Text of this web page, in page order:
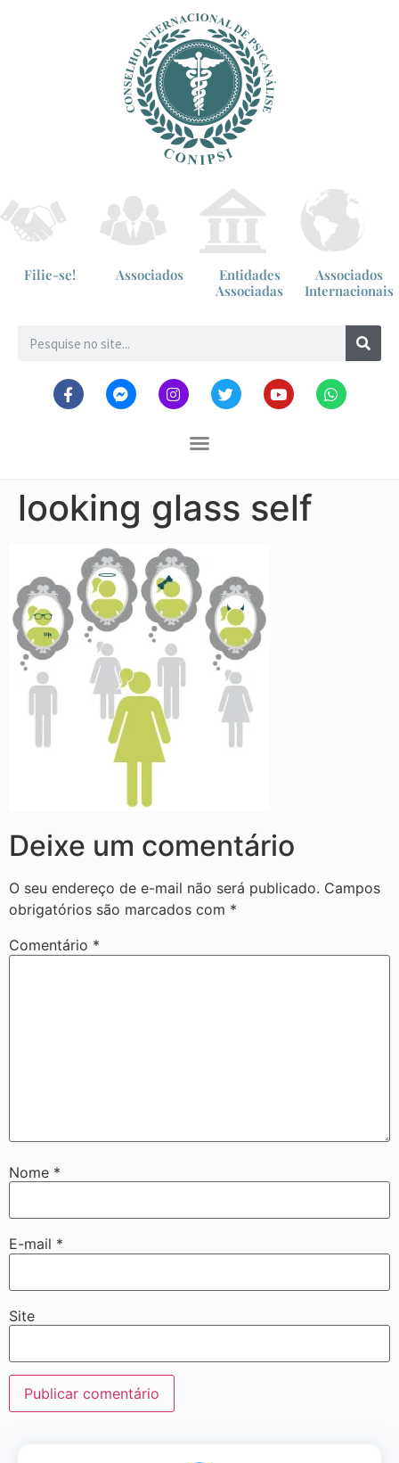
Filie-se! Associados
Entidades
Associadas
Associados
Internacionais
looking glass self
Deixe um comentário
O seu endereço de e-mail não será publicado. Campos
obrigatórios são marcados com *
Comentário *
Nome *
E-mail *
Site